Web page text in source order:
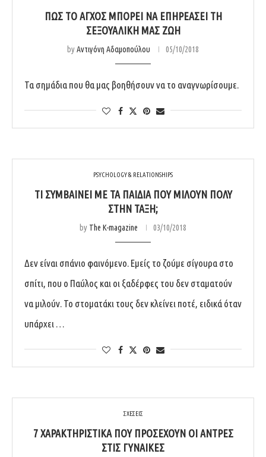
ΠΏΣ ΤΟ ΆΓΧΟΣ ΜΠΟΡΕΊ ΝΑ ΕΠΗΡΕΆΣΕΙ ΤΗ
ΣΕΞΟΥΑΛΙΚΉ ΜΑΣ ΖΩΉ
byΑντιγόνη Αδαμοπούλου 05/10/2018
Τα σημάδια που θα μας βοηθήσουν να το αναγνωρίσουμε.
PSYCHOLOGY & RELATIONSHIPS
ΤΙ ΣΥΜΒΑΊΝΕΙ ΜΕ ΤΑ ΠΑΙΔΙΆ ΠΟΥ ΜΙΛΟΎΝ ΠΟΛΎ
ΣΤΗΝ ΤΆΞΗ;
by The K-magazine 03/10/2018
Δεν είναι σπάνιο φαινόμενο. Εμείς το ζούμε σίγουρα στο
σπίτι, που ο Παύλος και οι ξαδέρφες του δεν σταματούν
να μιλούν. Το στοματάκι τους δεν κλείνει ποτέ, ειδικά όταν
υπάρχει …
ΣΧΕΣΕΙΣ
7 ΧΑΡΑΚΤΗΡΙΣΤΙΚΆ ΠΟΥ ΠΡΟΣΈΧΟΥΝ ΟΙ ΆΝΤΡΕΣ
ΣΤΙΣ ΓΥΝΑΊΚΕΣ